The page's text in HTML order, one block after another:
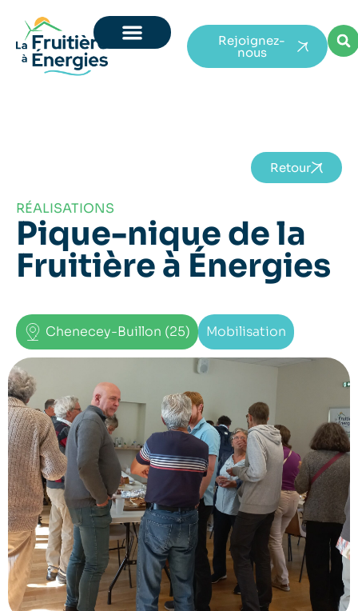
Rejoignez-
nous
RÉALISATIONS
Pique-nique de la
Fruitière à Énergies
Retour
Chenecey-Buillon (25) Mobilisation